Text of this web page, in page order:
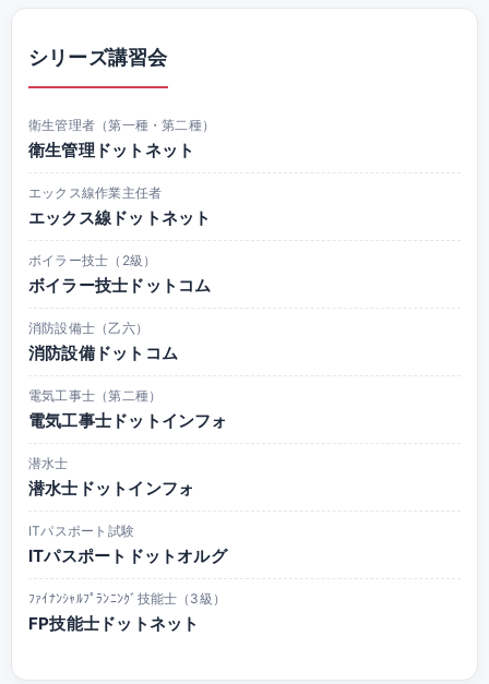
シリーズ講習会
衛生管理者（第一種・第二種）
衛生管理ドットネット
エックス線作業主任者
エックス線ドットネット
ボイラー技士（2級）
ボイラー技士ドットコム
消防設備士（乙六）
消防設備ドットコム
電気工事士（第二種）
電気工事士ドットインフォ
潜水士
潜水士ドットインフォ
ITパスポート試験
ITパスポートドットオルグ
ﾌｧｲﾅﾝｼｬﾙﾌﾟﾗﾝﾆﾝｸﾞ技能士（3級）
FP技能士ドットネット